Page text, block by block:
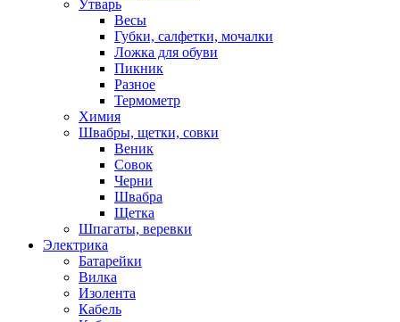
Утварь
Весы
Губки, салфетки, мочалки
Ложка для обуви
Пикник
Разное
Термометр
Химия
Швабры, щетки, совки
Веник
Совок
Черни
Швабра
Щетка
Шпагаты, веревки
Электрика
Батарейки
Вилка
Изолента
Кабель